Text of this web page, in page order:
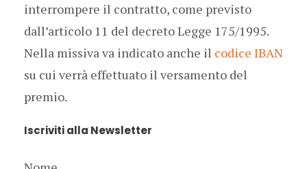
interrompere il contratto, come previsto
dall’articolo 11 del decreto Legge 175/1995.
Nella missiva va indicato anche il codice IBAN
su cui verrà effettuato il versamento del
premio.
Iscriviti alla Newsletter